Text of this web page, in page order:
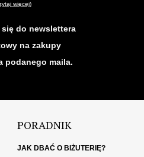
więcej)
do newslettera
na zakupy
podanego maila.
PORADNIK
JAK DBAĆ O BIŻUTERIĘ?